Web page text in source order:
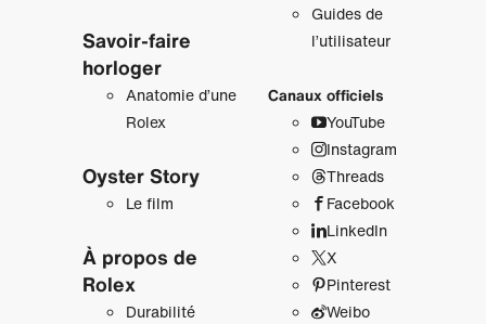
Savoir‑faire
horloger
Anatomie d’une
Rolex
Oyster Story
Le film
À propos de
Rolex
Durabilité
Guides de
l’utilisateur
Canaux officiels
YouTube
Instagram
Threads
Facebook
LinkedIn
X
Pinterest
Weibo